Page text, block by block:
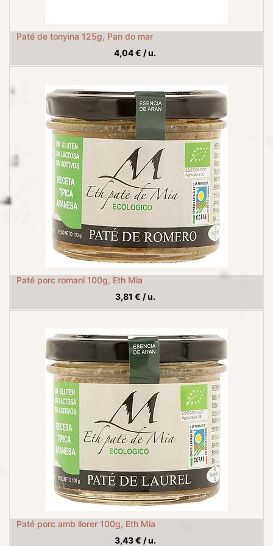
Paté de tonyina 125g, Pan do mar
4,04€ /u.
Paté porc romaní 100g, Eth Mia
3,81 € /u.
Paté porc amb llorer 100g, Eth Mia
3,43€ /u.